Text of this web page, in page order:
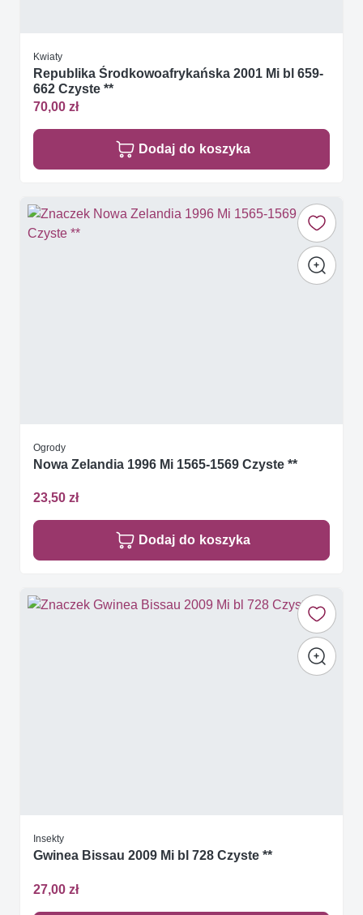
Kwiaty
Republika Środkowoafrykańska 2001 Mi bl 659-
662 Czyste **
70,00 zł
Dodaj do koszyka
Ogrody
Nowa Zelandia 1996 Mi 1565-1569 Czyste **
23,50 zł
Dodaj do koszyka
Insekty
Gwinea Bissau 2009 Mi bl 728 Czyste **
27,00 zł